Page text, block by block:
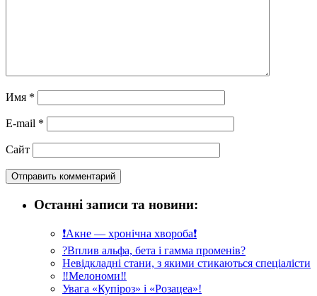
Имя *
E-mail *
Сайт
Останні записи та новини:
❗️Акне — хронічна хвороба❗️
?Вплив альфа, бета і гамма променів?
Невідкладні стани, з якими стикаються спеціалісти
‼️Мелономи‼️
Увага «Купіроз» і «Розацеа»!